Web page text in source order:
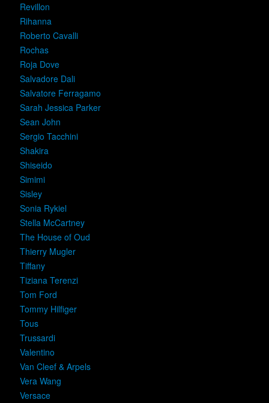
Revillon
Rihanna
Roberto Cavalli
Rochas
Roja Dove
Salvadore Dali
Salvatore Ferragamo
Sarah Jessica Parker
Sean John
Sergio Tacchini
Shakira
Shiseido
Simimi
Sisley
Sonia Rykiel
Stella McCartney
The House of Oud
Thierry Mugler
Tiffany
Tiziana Terenzi
Tom Ford
Tommy Hilfiger
Tous
Trussardi
Valentino
Van Cleef & Arpels
Vera Wang
Versace